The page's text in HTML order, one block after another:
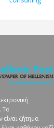
To
ζήτημα